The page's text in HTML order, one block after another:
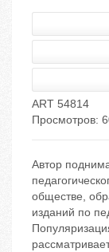
ART 54814
Просмотров:
Автор
обществе,
изданий по